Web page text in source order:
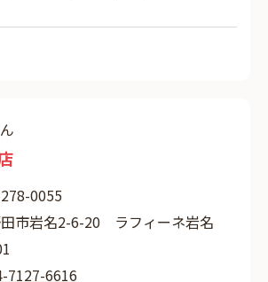
0055
市岩名2-6-20 ラフィーネ岩名
7127-6616